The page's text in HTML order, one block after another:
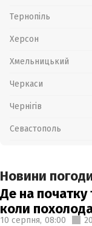
Тернопіль
Херсон
Хмельницький
Черкаси
Чернігів
Севастополь
Новини
Де на
коли
10 серпня, 08:00